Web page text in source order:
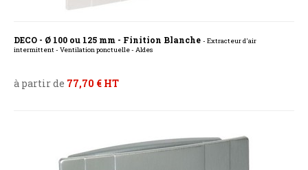
DECO - Ø 100 ou 125 mm - Finition Blanche - Extracteur d'air
intermittent - Ventilation ponctuelle - Aldes
à partir de 77,70 € HT